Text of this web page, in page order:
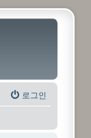
로그인